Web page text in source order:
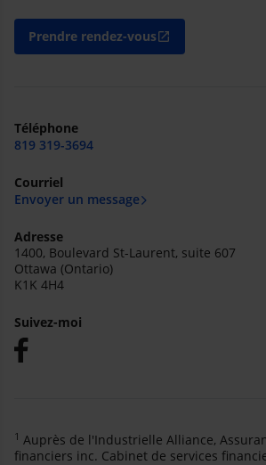
Prendre rendez-vousopen_in_new
Téléphone
819 319-3694
Courriel
Envoyer un message
Adresse
1400, Boulevard St-Laurent, suite 607
Ottawa (Ontario)
K1K 4H4
Suivez-moi
1 Auprès de l'Industrielle Alliance,
financiers inc. Cabinet de services